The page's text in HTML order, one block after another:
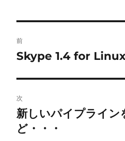
稿
ビ
ゲ
ー
前
前
投
稿:
Skype 1.4 for
次
次
の
新しいパイプライン
ど・・・